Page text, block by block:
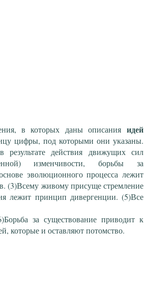
в которых даны описания идей
цифры, под которыми они указаны.
действия движущих сил
изменчивости, борьбы за
эволюционного процесса лежит
(3)Всему живому присуще стремление
лежит принцип дивергенции. (5)Все
за существование приводит к
которые и оставляют потомство.